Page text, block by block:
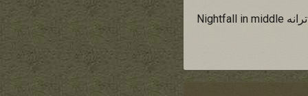
هالبارد عزيز من موافق هستم.در ضمن از آرون بابت معرفي گروه Blind Guardian متشكرم من ترانه Nightfall in middle